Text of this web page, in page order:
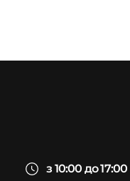
з 10:00 до 17:00